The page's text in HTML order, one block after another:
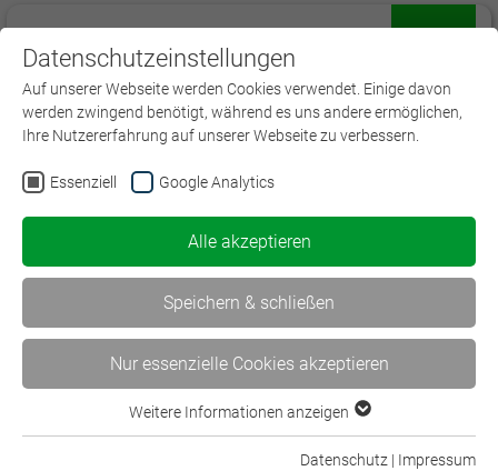
Motivieren, führen, klären – Kommunikation, die
Online-Training für Ausbilder*innen
Datenschutzeinstellungen
Auf unserer Webseite werden Cookies verwendet. Einige davon
werden zwingend benötigt, während es uns andere ermöglichen,
Ihre Nutzererfahrung auf unserer Webseite zu verbessern.
Essenziell Google Analytics
Alle akzeptieren
Speichern & schließen
Nur essenzielle Cookies akzeptieren
Essenzielle Cookies werden für grundlegende Funktionen der
Weitere Informationen anzeigen
Datenschutz | Impressum